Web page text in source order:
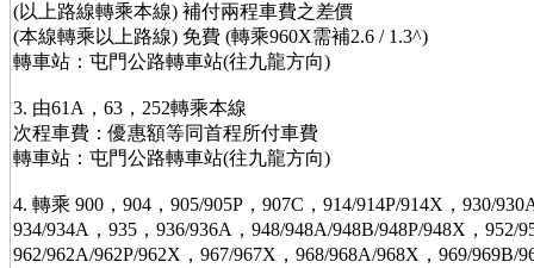
(以上路線轉乘本線) 補付兩程車費之差價
(本線轉乘以上路線) 免費 (轉乘960X需補2.6 / 1.3^)
轉車站：屯門公路轉車站(往九龍方向)
3. 由61A，63，252轉乘本線
次程車費：優惠額等同首程所付車費
轉車站：屯門公路轉車站(往九龍方向)
4. 轉乘 900，904，905/905P，907C，914/914P/914X，930/
934/934A，935，936/936A，948/948A/948B/948P/948X，952/
962/962A/962P/962X，967/967X，968/968A/968X，969/969B/